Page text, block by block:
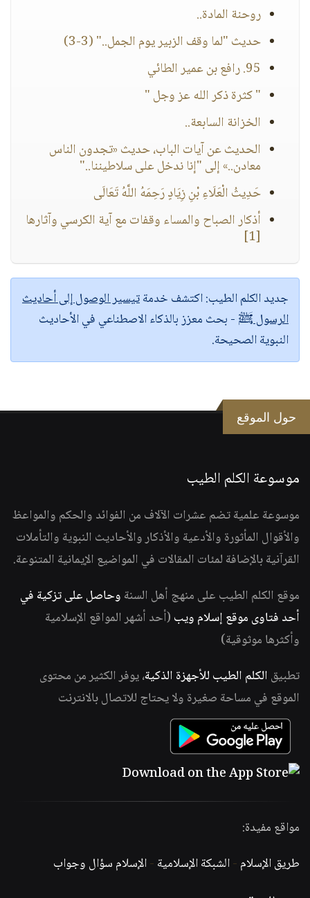
روحنة المادة..
حديث "لما وقف الزبير يوم الجمل.." (3-3)
95. رافع بن عمير الطائي
" كثرة ذكر الله عز وجل "
الخزانة السابعة..
الحديث عن آيات الباب، حديث «تجدون الناس
معادن..» إلى "إنا ندخل على سلاطيننا.."
حَدِيثُ الْعَلَاءِ بْنِ زِيَادٍ رَحِمَهُ اللَّهُ تَعَالَى
أذكار الصباح والمساء وقفات مع آية الكرسي وآثارها
[1]
جديد الكلم الطيب:اكتشف خدمةتيسير الوصول إلى أحاديث
الرسول ﷺ - بحث معزز بالذكاء الاصطناعي في الأحاديث
النبوية الصحيحة.
حول الموقع
موسوعة الكلم الطيب
موسوعة علمية تضم عشرات الآلاف من الفوائد والحكم والمواعظ
والأقوال المأثورة والأدعية والأذكار والأحاديث النبوية والتأملات
القرآنية بالإضافة لمئات المقالات في المواضيع الإيمانية المتنوعة.
موقع الكلم الطيب على منهج أهل السنة وحاصل على تزكية في
أحد فتاوى موقع إسلام ويب (أحد أشهر المواقع الإسلامية
وأكثرها موثوقية)
تطبيق الكلم الطيب للأجهزة الذكية، يوفر الكثير من محتوى
الموقع في مساحة صغيرة ولا يحتاج للاتصال بالانترنت
مواقع مفيدة:
طريق الإسلام -الشبكة الإسلامية -الإسلام سؤال وجواب